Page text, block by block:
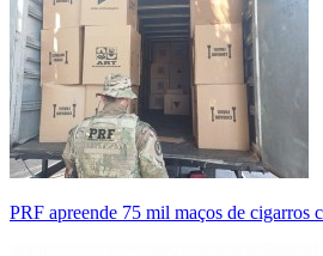
PRF apreende 75 mil maços de cigarros